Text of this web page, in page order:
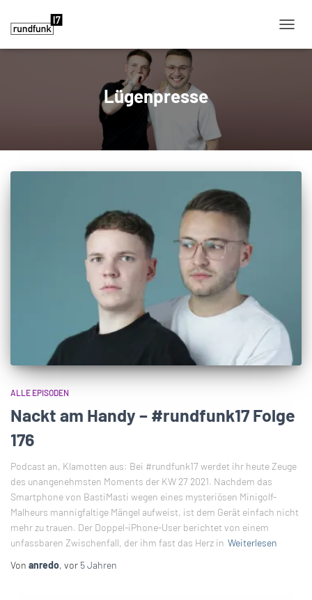
Lügenpresse
ALLE EPISODEN
Nackt am Handy – #rundfunk17 Folge
176
Podcast an, Klamotten aus: Bei #rundfunk17 werdet ihr heute Zeuge
des unangenehmsten Moments der KW 27 2021. Nachdem das
Smartphone von BastiMasti wegen eines mysteriösen Minigolf-
Malheurs mannigfaltige Mängel aufweist, ist dem Gerät einfach nicht
mehr zu trauen. Der Doppel-iPhone-User berichtet von einem
unfassbaren Zwischenfall, der ihm fast das Herz in Weiterlesen
Von anredo, vor 5 Jahren